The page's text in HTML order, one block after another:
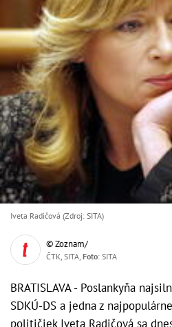
Iveta Radičová (Zdroj: SITA)
© Zoznam/
ČTK, SITA, Foto: SITA
BRATISLAVA - Poslankyňa
SDKÚ-DS a jedna z
političiek Iveta Radičová sa